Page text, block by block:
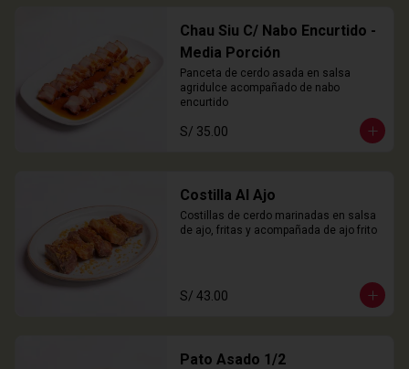
Chau Siu C/ Nabo Encurtido -
Media Porción
Panceta de cerdo asada en salsa
agridulce acompañado de nabo
encurtido
S/ 35.00
Costilla Al Ajo
Costillas de cerdo marinadas en salsa
de ajo, fritas y acompañada de ajo frito
S/ 43.00
Pato Asado 1/2